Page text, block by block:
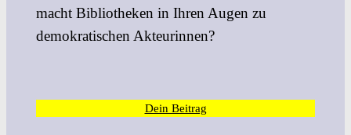
macht Bibliotheken in Ihren Augen zu
demokratischen Akteurinnen?
Dein Beitrag